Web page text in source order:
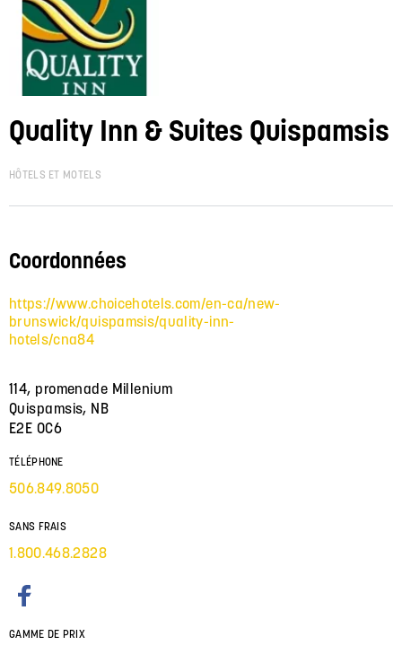
Quality Inn & Suites Quispamsis
HÔTELS ET MOTELS
Coordonnées
https://www.choicehotels.com/en-ca/new-
brunswick/quispamsis/quality-inn-
hotels/cna84
114, promenade Millenium
Quispamsis, NB
E2E 0C6
TÉLÉPHONE
506.849.8050
SANS FRAIS
1.800.468.2828
GAMME DE PRIX